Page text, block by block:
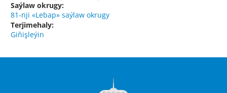
Saýlaw okrugy:
81-nji «Lebap» saýlaw okrugy
Terjimehaly:
Giňişleýin